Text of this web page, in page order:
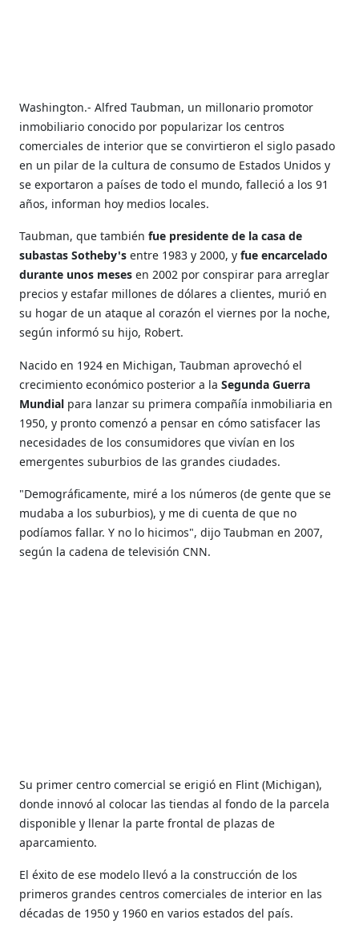
Washington.- Alfred Taubman, un millonario promotor
inmobiliario conocido por popularizar los centros
comerciales de interior que se convirtieron el siglo pasado
en un pilar de la cultura de consumo de Estados Unidos y
se exportaron a países de todo el mundo, falleció a los 91
años, informan hoy medios locales.
Taubman, que tambiénfue presidente de la casa de
subastas Sotheby's entre 1983 y 2000, yfue encarcelado
durante unos meses en 2002 por conspirar para arreglar
precios y estafar millones de dólares a clientes, murió en
su hogar de un ataque al corazón el viernes por la noche,
según informó su hijo, Robert.
Nacido en 1924 en Michigan, Taubman aprovechó el
crecimiento económico posterior a la Segunda Guerra
Mundial para lanzar su primera compañía inmobiliaria en
1950, y pronto comenzó a pensar en cómo satisfacer las
necesidades de los consumidores que vivían en los
emergentes suburbios de las grandes ciudades.
"Demográficamente, miré a los números (de gente que se
mudaba a los suburbios), y me di cuenta de que no
podíamos fallar. Y no lo hicimos", dijo Taubman en 2007,
según la cadena de televisión CNN.
Su primer centro comercial se erigió en Flint (Michigan),
donde innovó al colocar las tiendas al fondo de la parcela
disponible y llenar la parte frontal de plazas de
aparcamiento.
El éxito de ese modelo llevó a la construcción de los
primeros grandes centros comerciales de interior en las
décadas de 1950 y 1960 en varios estados del país.